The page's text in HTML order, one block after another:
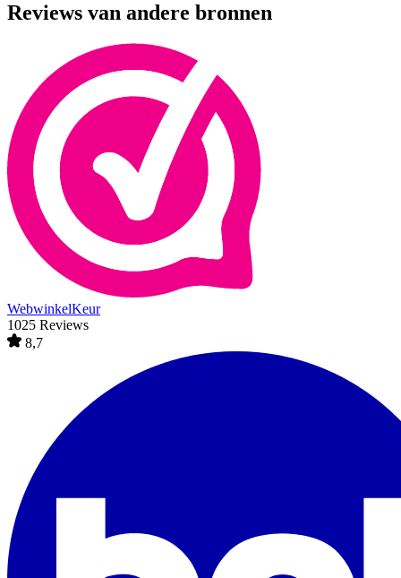
Reviews van andere bronnen
WebwinkelKeur
1025 Reviews
8,7